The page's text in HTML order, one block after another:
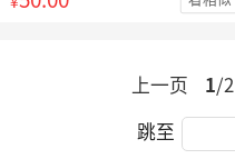
上一页 1/2
跳至